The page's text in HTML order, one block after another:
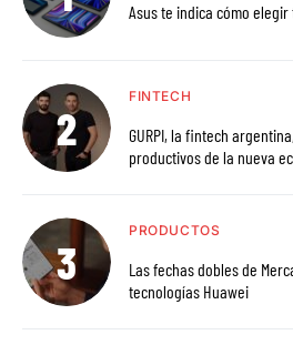
Asus te indica cómo
FINTECH
GURPI, la fintech argentina, habilita el acceso a activos
productivos de la nueva
PRODUCTOS
Las fechas dobles de
tecnologías Huawei